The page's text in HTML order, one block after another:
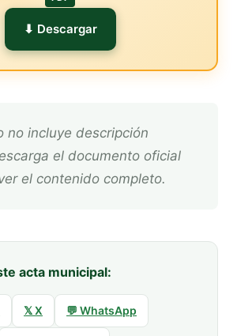
⬇ Descargar
el documento oficial
el contenido completo.
acta municipal:
𝕏 X 💬 WhatsApp